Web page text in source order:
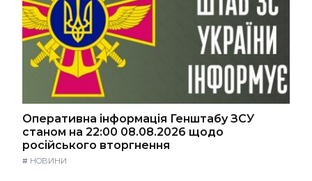
Оперативна інформація Генштабу ЗСУ
станом на 22:00 08.08.2026 щодо
російського вторгнення
# НОВИНИ